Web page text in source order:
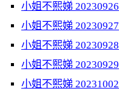
小姐不熙娣 20230926
小姐不熙娣 20230927
小姐不熙娣 20230928
小姐不熙娣 20230929
小姐不熙娣 20231002